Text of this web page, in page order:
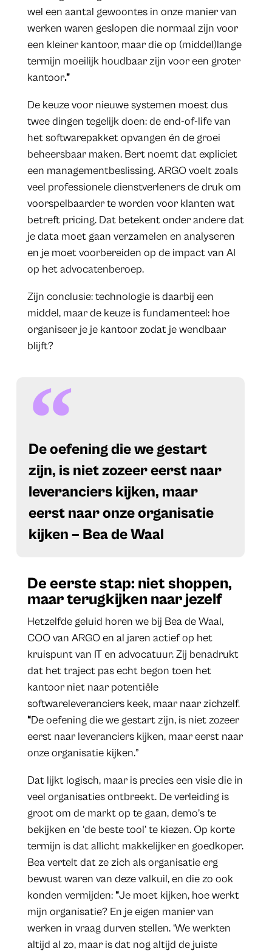
wel een aantal gewoontes in onze manier van
werken waren geslopen die normaal zijn voor
een kleiner kantoor, maar die op (middel)lange
termijn moeilijk houdbaar zijn voor een groter
kantoor.”
De keuze voor nieuwe systemen moest dus
twee dingen tegelijk doen: de end-of-life van
het softwarepakket opvangen én de groei
beheersbaar maken. Bert noemt dat expliciet
een managementbeslissing. ARGO voelt zoals
veel professionele dienstverleners de druk om
voorspelbaarder te worden voor klanten wat
betreft pricing. Dat betekent onder andere dat
je data moet gaan verzamelen en analyseren
en je moet voorbereiden op de impact van AI
op het advocatenberoep.
Zijn conclusie: technologie is daarbij een
middel, maar de keuze is fundamenteel: hoe
organiseer je je kantoor zodat je wendbaar
blijft?
​De oefening die we gestart
zijn, is niet zozeer eerst naar
leveranciers kijken, maar
eerst naar onze organisatie
kijken – Bea de Waal
De eerste stap: niet shoppen,
maar terugkijken naar jezelf
Hetzelfde geluid horen we bij Bea de Waal,
COO van ARGO en al jaren actief op het
kruispunt van IT en advocatuur. Zij benadrukt
dat het traject pas echt begon toen het
kantoor niet naar potentiële
softwareleveranciers keek, maar naar zichzelf.
“De oefening die we gestart zijn, is niet zozeer
eerst naar leveranciers kijken, maar eerst naar
onze organisatie kijken.”
Dat lijkt logisch, maar is precies een visie die in
veel organisaties ontbreekt. De verleiding is
groot om de markt op te gaan, demo’s te
bekijken en ‘de beste tool’ te kiezen. Op korte
termijn is dat allicht makkelijker en goedkoper.
Bea vertelt dat ze zich als organisatie erg
bewust waren van deze valkuil, en die zo ook
konden vermijden: “Je moet kijken, hoe werkt
mijn organisatie? En je eigen manier van
werken in vraag durven stellen. ‘We werkten
altijd al zo, maar is dat nog altijd de juiste